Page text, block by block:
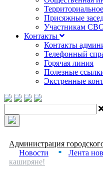
Присяжные
Участникам
Контакты
Контакты
Телефонный
Горячая линия
Полезные
Экстренные
Администрация
Новости ■ Лента
каширяне!